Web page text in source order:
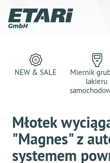
NEW & SALE
Miernik
lakieru
Młotek
"Magnes" z
systemem